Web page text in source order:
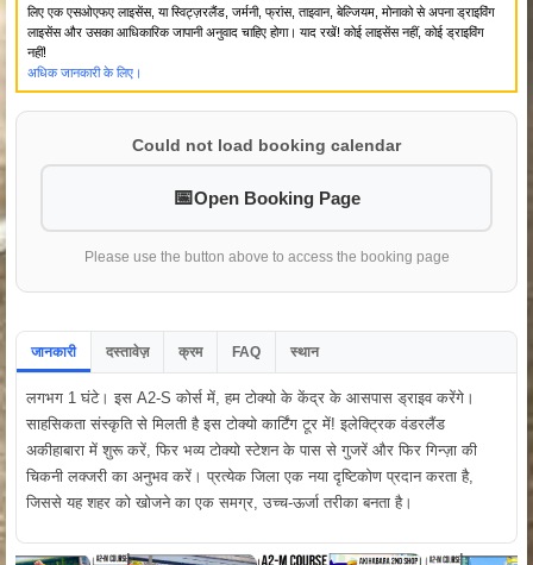
लिए एक एसओएफए लाइसेंस, या स्विट्ज़रलैंड, जर्मनी, फ्रांस, ताइवान, बेल्जियम, मोनाको से अपना ड्राइविंग
लाइसेंस और उसका आधिकारिक जापानी अनुवाद चाहिए होगा। याद रखें! कोई लाइसेंस नहीं, कोई ड्राइविंग
नहीं!
अधिक जानकारी के लिए।
Could not load booking calendar
Open Booking Page
Please use the button above to access the booking page
जानकारी दस्तावेज़ क्रम FAQ स्थान
लगभग 1 घंटे। इस A2-S कोर्स में, हम टोक्यो के केंद्र के आसपास ड्राइव करेंगे।
साहसिकता संस्कृति से मिलती है इस टोक्यो कार्टिंग टूर में! इलेक्ट्रिक वंडरलैंड
अकीहाबारा में शुरू करें, फिर भव्य टोक्यो स्टेशन के पास से गुजरें और फिर गिन्ज़ा की
चिकनी लक्जरी का अनुभव करें। प्रत्येक जिला एक नया दृष्टिकोण प्रदान करता है,
जिससे यह शहर को खोजने का एक समग्र, उच्च-ऊर्जा तरीका बनता है।